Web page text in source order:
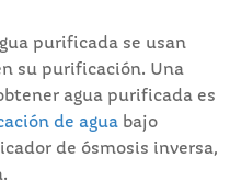
purificada se usan
su purificación. Una
agua purificada es
de agua bajo
de ósmosis inversa,